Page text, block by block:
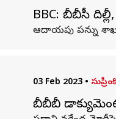
BBC: బీబీసీ
ఆదాయపు పన్ను
03 Feb 2023 •
బీబీబీ